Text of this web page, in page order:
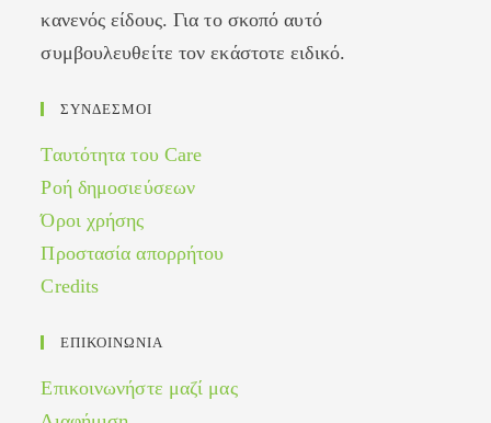
κανενός είδους. Για το σκοπό αυτό
συμβουλευθείτε τον εκάστοτε ειδικό.
ΣΥΝΔΕΣΜΟΙ
Ταυτότητα του Care
Ροή δημοσιεύσεων
Όροι χρήσης
Προστασία απορρήτου
Credits
ΕΠΙΚΟΙΝΩΝΙΑ
Επικοινωνήστε μαζί μας